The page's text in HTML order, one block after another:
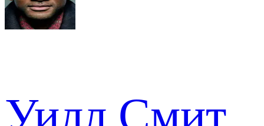
Уилл Смит